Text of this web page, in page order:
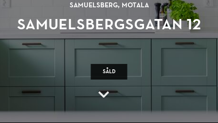
Samuelsberg, Motala
Samuelsbergsgatan 12
Såld